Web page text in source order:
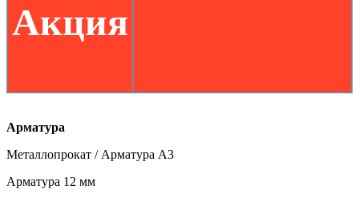
Акция
Арматура
Металлопрокат / Арматура А3
Арматура 12 мм